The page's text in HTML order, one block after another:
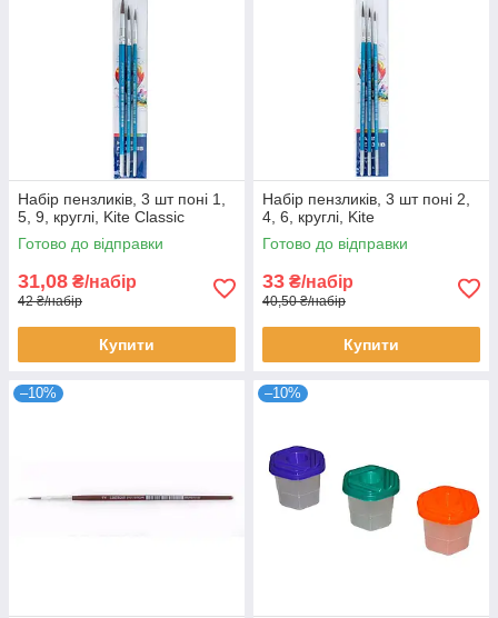
Набір пензликів, 3 шт поні 1,
5, 9, круглі, Kite Classic
Готово до відправки
31,08 ₴/набір
42 ₴/набір
Купити
Набір пензликів, 3 шт поні 2,
4, 6, круглі, Kite
Готово до відправки
33 ₴/набір
40,50 ₴/набір
Купити
–10% –10%